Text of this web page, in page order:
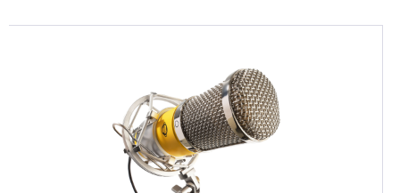
Triode Richtcharakteristik: Kugel, Niere, Acht, 6
weitere Pattern (einstellbar) Frequenzbereich: 20
Hz20 kHz Max Input SPL: 135 dB (@ 1 kHz _/&lt; 1
% T.H.D.) Ausgangsimpedanz: 100 Ohm (+/-30 %)
(@ 1 kHz) Empfindlichkeit: -34 dB ±2 dB (0 dB =
1V/Pa @ 1 kHz) Signal/Rauschabstand: 80 dB